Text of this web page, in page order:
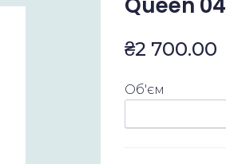
₴2 700.00
Об'єм